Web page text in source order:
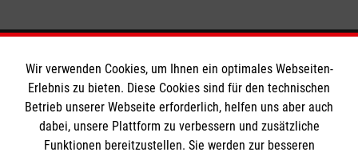
Impressum - Datenschutz - Kontakt
Impressum
Wir verwenden Cookies, um Ihnen ein optimales Webseiten-
Erlebnis zu bieten. Diese Cookies sind für den technischen
Betrieb unserer Webseite erforderlich, helfen uns aber auch
dabei, unsere Plattform zu verbessern und zusätzliche
Funktionen bereitzustellen. Sie werden zur besseren